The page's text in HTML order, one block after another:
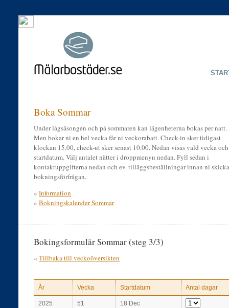
Boka Sommar
Under lågsäsongen och på sommaren kan lägenheterna bokas per natt.
Men bokar ni en hel vecka får ni veckorabatt. Check-in sker tidigast
klockan 15.00, check-ut sker senast 10.00. Nedan visas vald vecka och
startdatum. Välj antalet nätter i droppmenyn nedan. Fyll sedan i
kontaktuppgifterna nedan och ev. tilläggsbeställningar innan ni
bokningsförfrågan.
» Information
» Bokningskalender Sommar
Bokingsformulär Sommar (steg 3/3)
« Tillbaka till veckoöversikten
År Vecka Startdatum Antal dagar
2025 51 18 Dec